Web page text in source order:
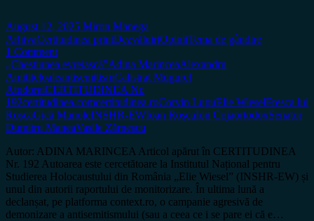
August 12, 2025 Miron Manega
ArhivaCertitudinea printDezvăluiriOpiniiTema de gândire
1 Comment
„Chestiunea evreiască”Adina MarinceaAlexandru
AmititeloaieantisemitismCalistrat Mugurel
AtudoreiCERTITUDINEA Nr.
192certitudinea.comcertitudinea.roCorvin LupuElie WieselFresca lui
RoșcaGică ManoleINSHR-EWIoan RoșcaIon CojaortodoxSenator
Dumitru ManeaVasile Zărnescu
Autor: ADINA MARINCEA Articol apărut în CERTITUDINEA
Nr. 192 Autoarea este cercetătoare la Institutul Național pentru
Studierea Holocaustului din România „Elie Wiesel” (INSHR-EW) și
unul din autorii raportului de monitorizare. În ultima lună a
declanșat, pe platforma context.ro, o campanie agresivă de
demonizare a antisemitismului (sau a ceea ce i se pare ei că e…